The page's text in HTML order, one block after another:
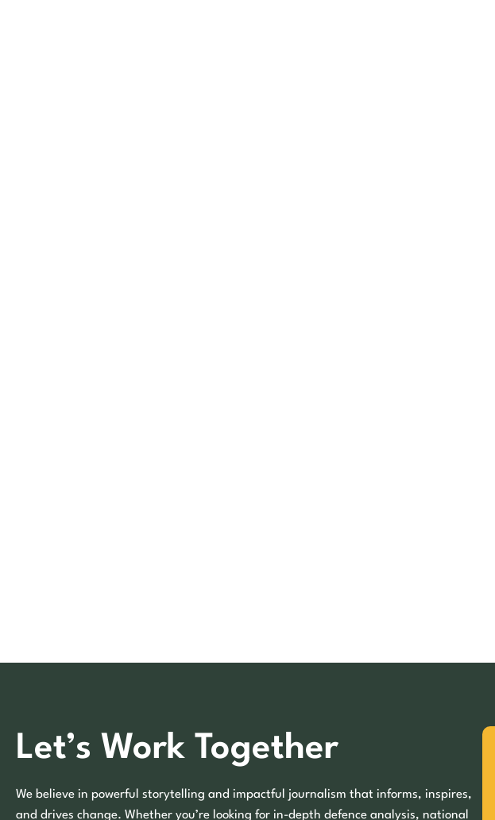
Let’s Work Together
We believe in powerful storytelling and impactful journalism that informs, inspires,
and drives change. Whether you’re looking for in-depth defence analysis, national